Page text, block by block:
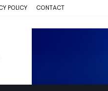
POLICY CONTACT